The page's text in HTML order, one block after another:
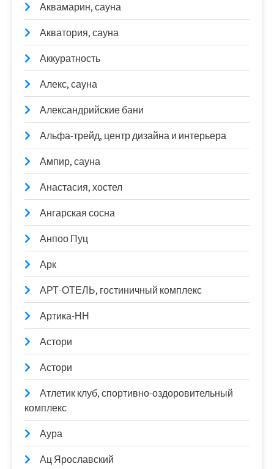
Аквамарин, сауна
Акватория, сауна
Аккуратность
Алекс, сауна
Александрийские бани
Альфа-трейд, центр дизайна и интерьера
Ампир, сауна
Анастасия, хостел
Ангарская сосна
Анпоо Пуц
Арк
АРТ-ОТЕЛЬ, гостиничный комплекс
Артика-НН
Астори
Астори
Атлетик клуб, спортивно-оздоровительный
комплекс
Аура
Ац Ярославский